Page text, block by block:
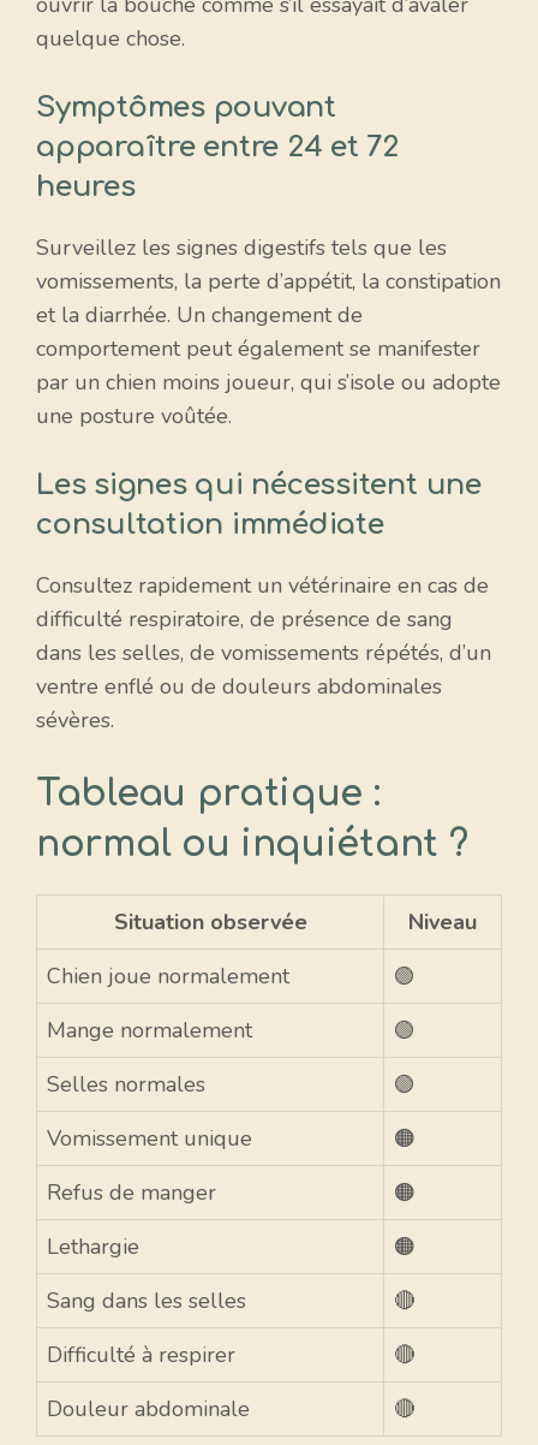
quelque chose.
Symptômes pouvant
apparaître entre 24 et 72
heures
Surveillez les signes digestifs tels que les
vomissements, la perte d’appétit, la constipation
et la diarrhée. Un changement de
comportement peut également se manifester
par un chien moins joueur, qui s’isole ou adopte
une posture voûtée.
Les signes qui nécessitent une
consultation immédiate
Consultez rapidement un vétérinaire en cas de
difficulté respiratoire, de présence de sang
dans les selles, de vomissements répétés, d’un
ventre enflé ou de douleurs abdominales
sévères.
Tableau pratique :
normal ou inquiétant ?
Situation observée
Niveau
Chien joue normalement
🟢
Mange normalement
🟢
Selles normales
🟢
Vomissement unique
🟠
Refus de manger
🟠
Lethargie
🟠
Sang dans les selles
🔴
Difficulté à respirer
🔴
Douleur abdominale
🔴